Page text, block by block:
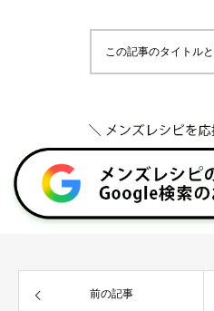
この記事のタイトル
前の記事